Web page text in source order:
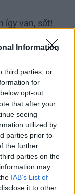
Information
third parties, or
for
opt-out
that after your
seeing
utilized by
parties prior to
the further
parties on the
may
IAB’s List of
it to other
így van, sőt!
le, de
lelkükbe,
minden
van, akit
a túlsúly
szoktam
aki